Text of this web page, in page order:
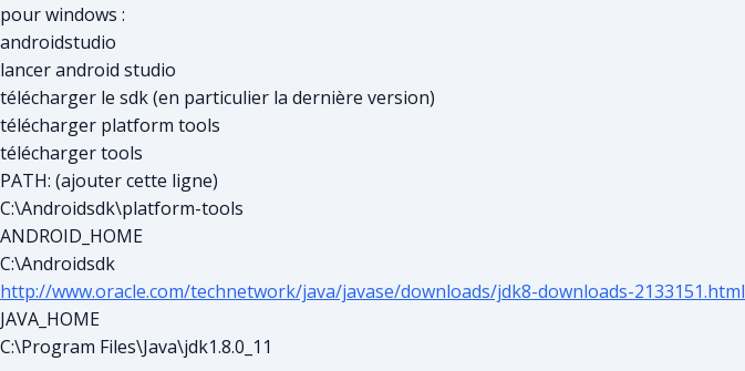
pour windows :
androidstudio
lancer android studio
télécharger le sdk (en particulier la dernière version)
télécharger platform tools
télécharger tools
PATH: (ajouter cette ligne)
C:\Androidsdk\platform-tools
ANDROID_HOME
C:\Androidsdk
http://www.oracle.com/technetwork/java/javase/downloads/jdk8-downloads-2133151.html
JAVA_HOME
C:\Program Files\Java\jdk1.8.0_11